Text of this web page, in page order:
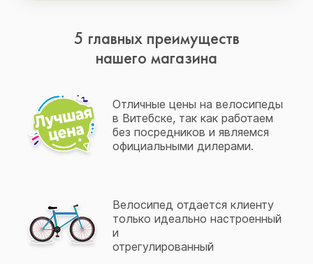
5 главных преимуществ
нашего магазина
Отличные цены на велосипеды
в Витебске, так как работаем
без посредников и являемся
официальными дилерами.
Велосипед отдается клиенту
только идеально настроенный
и
отрегулированный